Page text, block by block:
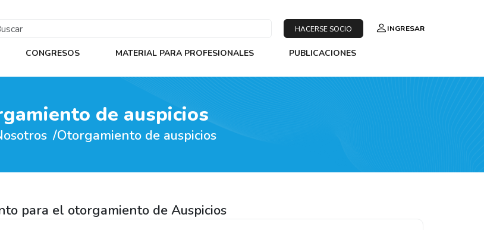
HACERSE SOCIO INGRESAR
CONGRESOS MATERIAL PARA PROFESIONALES PUBLICACIONES
de auspicios
Otorgamiento de auspicios
para el otorgamiento de Auspicios